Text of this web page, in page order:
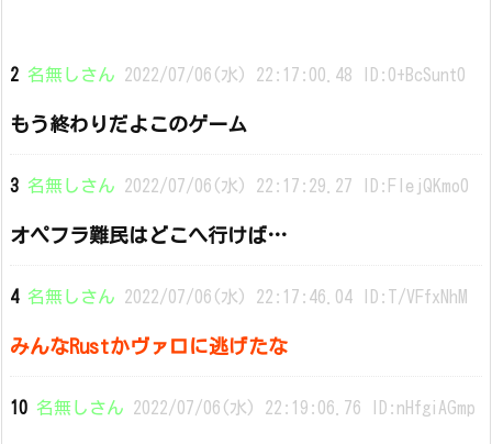
2 名無しさん 2022/07/06(水) 22:17:00.48 ID:0+BcSunt0
もう終わりだよこのゲーム
3 名無しさん 2022/07/06(水) 22:17:29.27 ID:FIejQKmo0
オペフラ難民はどこへ行けば…
4 名無しさん 2022/07/06(水) 22:17:46.04 ID:T/VFfxNhM
みんなRustかヴァロに逃げたな
10 名無しさん 2022/07/06(水) 22:19:06.76 ID:nHfgiAGmp